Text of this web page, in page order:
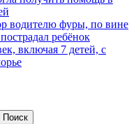
водителю фуры, по вине
ребёнок
включая 7 детей, с